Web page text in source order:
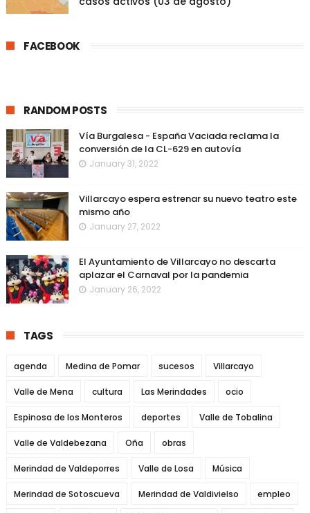
FACEBOOK
RANDOM POSTS
Vía Burgalesa - España Vaciada reclama la
conversión de la CL-629 en autovía
January 31, 2022
Villarcayo espera estrenar su nuevo teatro este
mismo año
January 27, 2022
El Ayuntamiento de Villarcayo no descarta
aplazar el Carnaval por la pandemia
January 26, 2022
TAGS
agenda Medina de Pomar sucesos Villarcayo
Valle de Mena cultura Las Merindades ocio
Espinosa de los Monteros deportes Valle de Tobalina
Valle de Valdebezana Oña obras
Merindad de Valdeporres Valle de Losa Música
Merindad de Sotoscueva Merindad de Valdivielso empleo